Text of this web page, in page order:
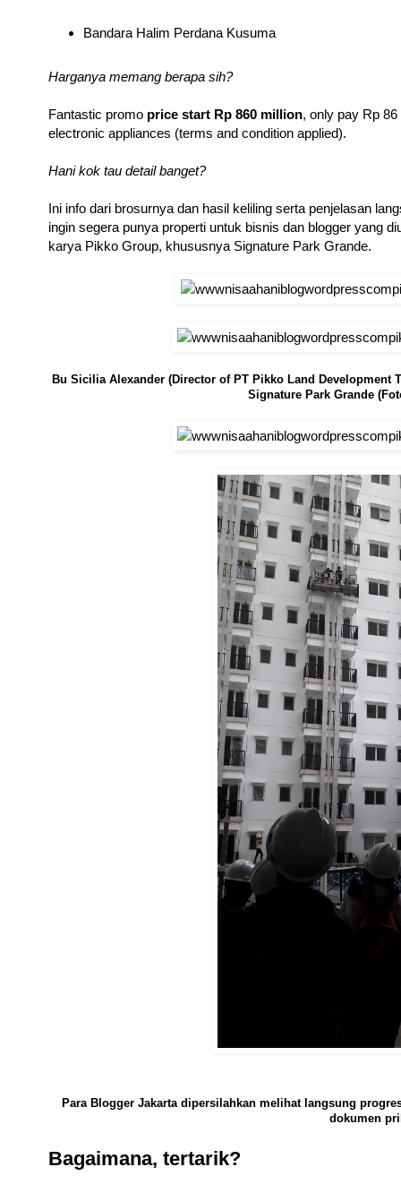
Bandara Halim Perdana Kusuma
Harganya memang berapa sih?
Fantastic promo price start Rp 860 million, only pay Rp
electronic appliances (terms and condition applied).
Hani kok tau detail banget?
Ini info dari brosurnya dan hasil keliling serta penjelasan
ingin segera punya properti untuk bisnis dan blogger yang
karya Pikko Group, khususnya Signature Park Grande.
Bu Sicilia Alexander (Director of PT Pikko Land Development
Signature Park Grande
Para Blogger Jakarta dipersilahkan melihat langsung
dokumen
Bagaimana, tertarik?